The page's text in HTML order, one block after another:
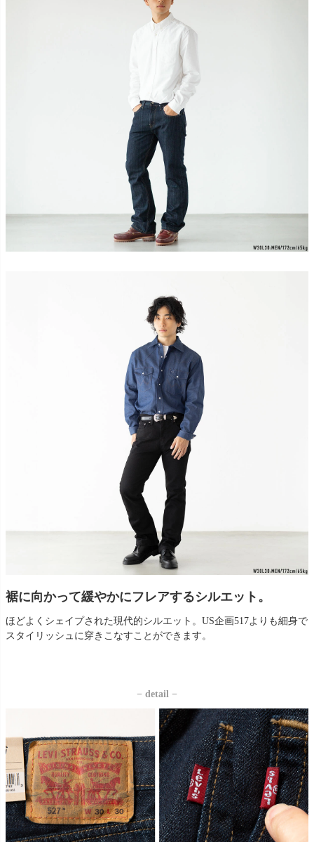
裾に向かって緩やかにフレアするシルエット。
ほどよくシェイプされた現代的シルエット。US企画517よりも細身で
スタイリッシュに穿きこなすことができます。
− detail −